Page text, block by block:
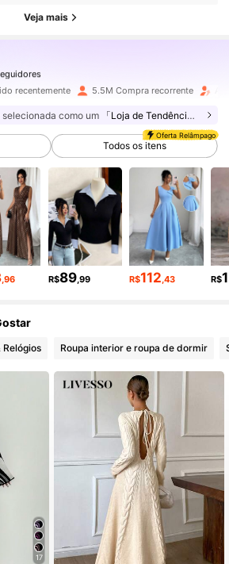
Veja mais
1 dia atrás
recentemente 5.5M Compra recorrente
selecionada como um 「Loja de Tendências」
Oferta Relâmpago
Todos os itens
,96 R$89,99 R$112,43 R$
Relógios Roupa interior e roupa de dormir
17